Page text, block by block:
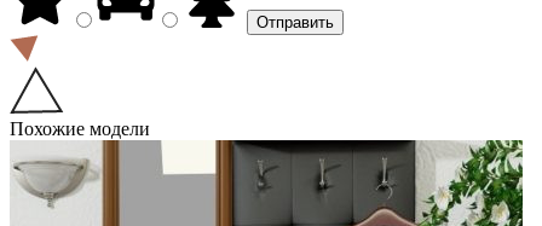
Похожие модели